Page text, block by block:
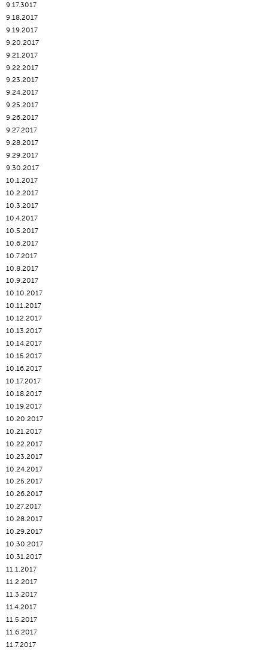
9.17.3017
9.18.2017
9.19.2017
9.20.2017
9.21.2017
9.22.2017
9.23.2017
9.24.2017
9.25.2017
9.26.2017
9.27.2017
9.28.2017
9.29.2017
9.30.2017
10.1.2017
10.2.2017
10.3.2017
10.4.2017
10.5.2017
10.6.2017
10.7.2017
10.8.2017
10.9.2017
10.10.2017
10.11.2017
10.12.2017
10.13.2017
10.14.2017
10.15.2017
10.16.2017
10.17.2017
10.18.2017
10.19.2017
10.20.2017
10.21.2017
10.22.2017
10.23.2017
10.24.2017
10.25.2017
10.26.2017
10.27.2017
10.28.2017
10.29.2017
10.30.2017
10.31.2017
11.1.2017
11.2.2017
11.3.2017
11.4.2017
11.5.2017
11.6.2017
11.7.2017